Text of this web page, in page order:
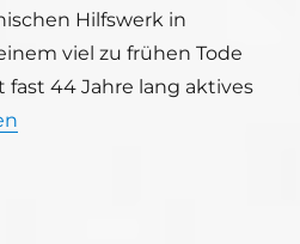
Hilfswerk in
viel zu frühen Tode
44 Jahre lang aktives
Freising trauert um Ludwig